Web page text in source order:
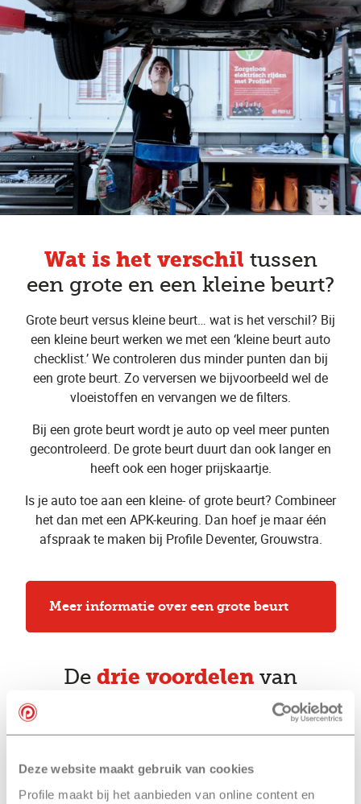
Deze website maakt gebruik van cookies
Profile maakt bij het aanbieden van online content en
Wat is het verschil tussen
een grote en een kleine beurt?
Grote beurt versus kleine beurt… wat is het verschil? Bij
een kleine beurt werken we met een ‘kleine beurt auto
checklist.’ We controleren dus minder punten dan bij
een grote beurt. Zo verversen we bijvoorbeeld wel de
vloeistoffen en vervangen we de filters.
Bij een grote beurt wordt je auto op veel meer punten
gecontroleerd. De grote beurt duurt dan ook langer en
heeft ook een hoger prijskaartje.
Is je auto toe aan een kleine- of grote beurt? Combineer
het dan met een APK-keuring. Dan hoef je maar één
afspraak te maken bij Profile Deventer, Grouwstra.
Meer informatie over een grote beurt
De drie voordelen van
Altijd met behoud van